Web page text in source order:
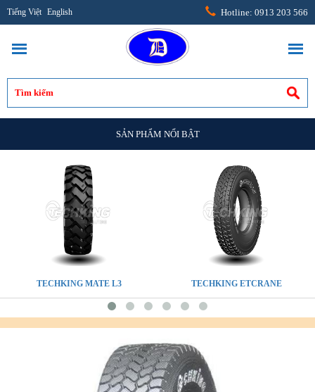
Tiếng Việt English Hotline: 0913 203 566
SẢN PHẨM NỔI BẬT
TECHKING MATE L3 TECHKING ETCRANE